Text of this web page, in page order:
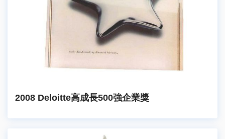
2008 Deloitte高成長500強企業獎